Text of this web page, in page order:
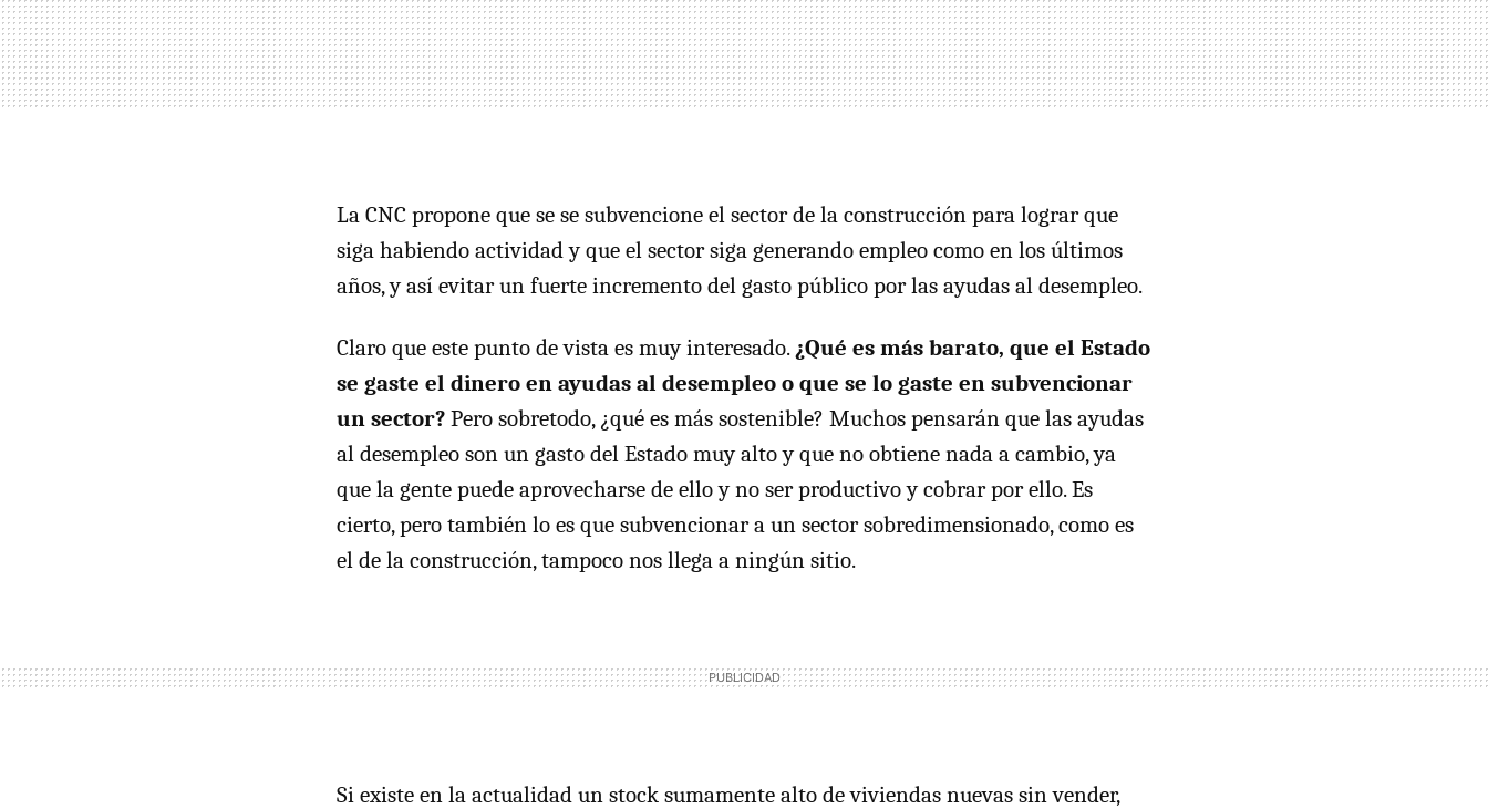
La CNC propone que se se subvencione el sector de la construcción para lograr que
siga habiendo actividad y que el sector siga generando empleo como en los últimos
años, y así evitar un fuerte incremento del gasto público por las ayudas al desempleo.
Claro que este punto de vista es muy interesado. ¿Qué es más barato, que el Estado
se gaste el dinero en ayudas al desempleo o que se lo gaste en subvencionar
un sector? Pero sobretodo, ¿qué es más sostenible? Muchos pensarán que las ayudas
al desempleo son un gasto del Estado muy alto y que no obtiene nada a cambio, ya
que la gente puede aprovecharse de ello y no ser productivo y cobrar por ello. Es
cierto, pero también lo es que subvencionar a un sector sobredimensionado, como es
el de la construcción, tampoco nos llega a ningún sitio.
Si existe en la actualidad un stock sumamente alto de viviendas nuevas sin vender,